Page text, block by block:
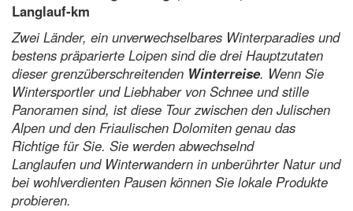
Langlauf-km
Zwei Länder, ein unverwechselbares Winterparadies und
bestens präparierte Loipen sind die drei Hauptzutaten
dieser grenzüberschreitenden Winterreise. Wenn Sie
Wintersportler und Liebhaber von Schnee und stille
Panoramen sind, ist diese Tour zwischen den Julischen
Alpen und den Friaulischen Dolomiten genau das
Richtige für Sie. Sie werden abwechselnd
Langlaufen und Winterwandern in unberührter Natur und
bei wohlverdienten Pausen können Sie lokale Produkte
probieren.